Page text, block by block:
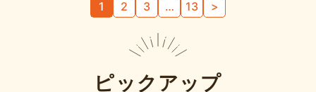
1 2 3 … 13 >
ピックアップ